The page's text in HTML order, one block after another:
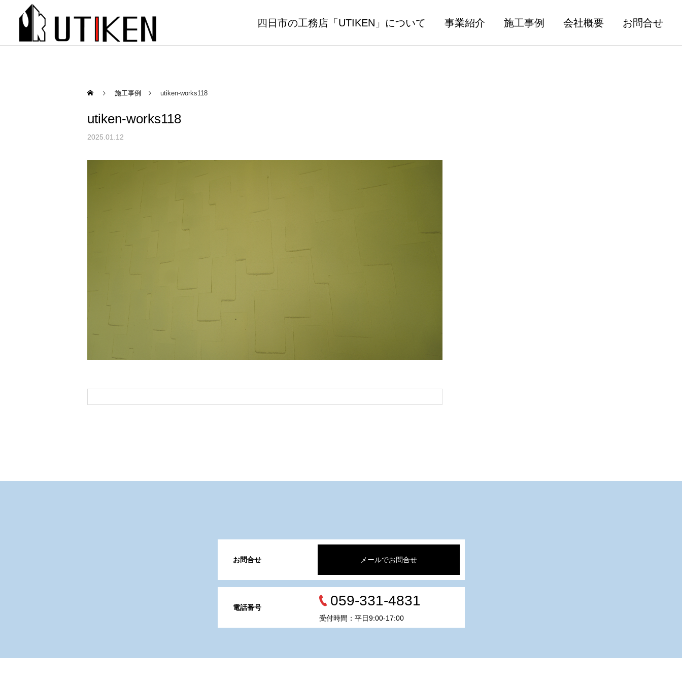
四日市の工務店「UTIKEN」について 事業紹介 施工事例 会社概要 お問合せ
施工事例 utiken-works118
utiken-works118
2025.01.12
お問合せ メールでお問合せ
電話番号 059-331-4831
受付時間：平日9:00-17:00